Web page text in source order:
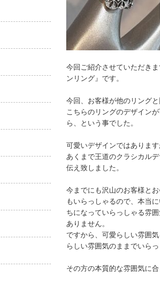
今回ご紹介させていただき
ンリング』です。
今回、お客様が他のリング
こちらのリングのデザイン
ら、という事でした。
可愛いデザインではありま
あくまで王道のクラシカル
伝え致しました。
今までにも沢山のお客様と
もいらっしゃるので、本当
ちになっていらっしゃる雰
ありません。
ですから、可愛らしい雰囲
らしい雰囲気のままでいらっ
その方の本質的な雰囲気に